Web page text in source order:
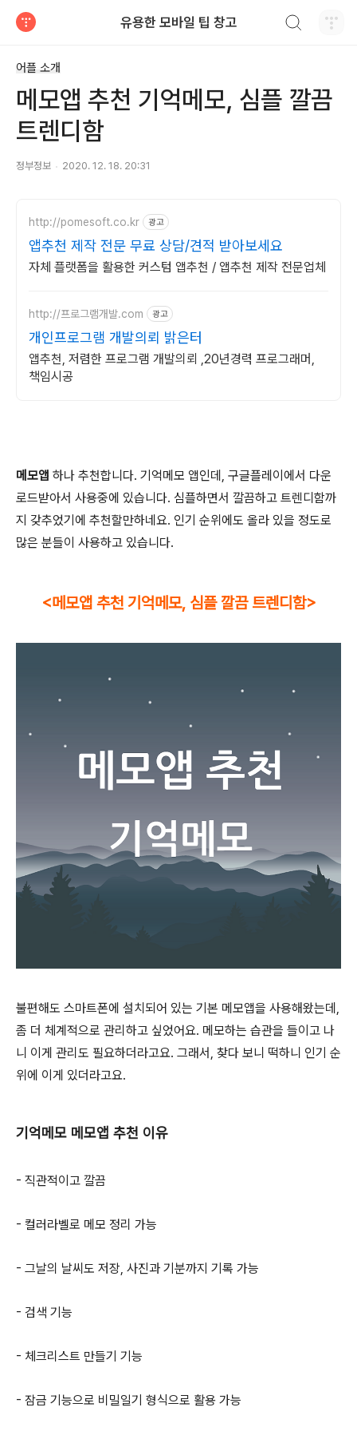
유용한 모바일 팁 창고
어플 소개
메모앱 추천 기억메모, 심플 깔끔
트렌디함
정부정보 2020. 12. 18. 20:31
http://pomesoft.co.kr 광고
앱추천 제작 전문 무료 상담/견적 받아보세요
자체 플랫폼을 활용한 커스텀 앱추천 / 앱추천 제작 전문업체
http://프로그램개발.com 광고
개인프로그램 개발의뢰 밝은터
앱추천, 저렴한 프로그램 개발의뢰 ,20년경력 프로그래머,
책임시공
메모앱 하나 추천합니다. 기억메모 앱인데, 구글플레이에서 다운
로드받아서 사용중에 있습니다. 심플하면서 깔끔하고 트렌디함까
지 갖추었기에 추천할만하네요. 인기 순위에도 올라 있을 정도로
많은 분들이 사용하고 있습니다.
<메모앱 추천 기억메모, 심플 깔끔 트렌디함>
불편해도 스마트폰에 설치되어 있는 기본 메모앱을 사용해왔는데,
좀 더 체계적으로 관리하고 싶었어요. 메모하는 습관을 들이고 나
니 이게 관리도 필요하더라고요. 그래서, 찾다 보니 떡하니 인기 순
위에 이게 있더라고요.
기억메모 메모앱 추천 이유
- 직관적이고 깔끔
- 컬러라벨로 메모 정리 가능
- 그날의 날씨도 저장, 사진과 기분까지 기록 가능
- 검색 기능
- 체크리스트 만들기 기능
- 잠금 기능으로 비밀일기 형식으로 활용 가능